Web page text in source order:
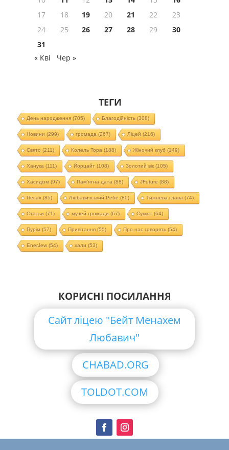
17
18 19 20 21 22
23
24
25 26 27 28 29
30
31
« Кві
Чер »
ТЕГИ
День народження(705) Благодійність(308)
Новини (299) громада (267) Ліцей (216)
Свято (211) Колель Тора (188) Жіночий клуб (149)
Ханука (111) Йорцайт (108) Золотий вік(105)
Хасидізм (97) Пам'ятна дата (88) JFuture (88)
Песах(85) Любавичський Ребе (80) Тижнева глава (74)
Статьи (71) музей громади (67) Суккот (64)
Пурім (57) Привітання(55) Про нас говорять(54)
EnerJew(54) хали (53)
КОРИСНІ ПОСИЛАННЯ
Сайт ліцею "Бейт Менахем
Любавич"
CHABAD.ORG
TOLDOT.COM